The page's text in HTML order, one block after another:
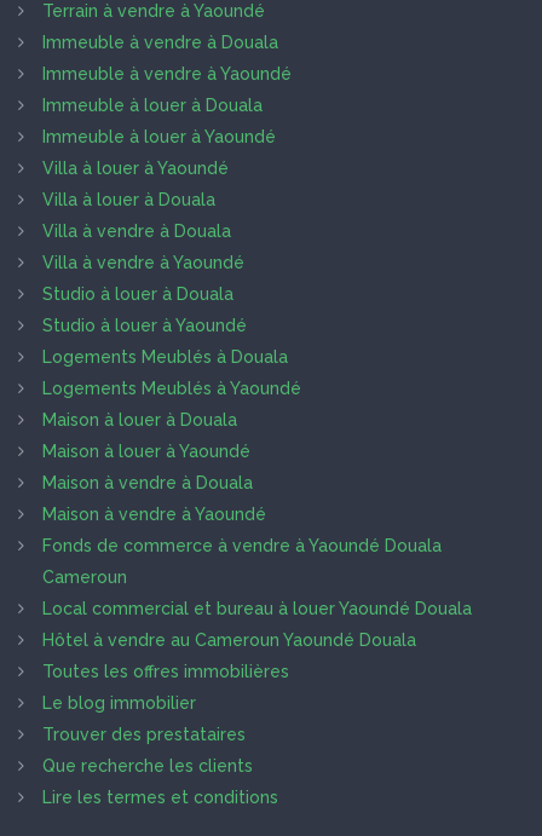
Terrain à vendre à Yaoundé
Immeuble à vendre à Douala
Immeuble à vendre à Yaoundé
Immeuble à louer à Douala
Immeuble à louer à Yaoundé
Villa à louer à Yaoundé
Villa à louer à Douala
Villa à vendre à Douala
Villa à vendre à Yaoundé
Studio à louer à Douala
Studio à louer à Yaoundé
Logements Meublés à Douala
Logements Meublés à Yaoundé
Maison à louer à Douala
Maison à louer à Yaoundé
Maison à vendre à Douala
Maison à vendre à Yaoundé
Fonds de commerce à vendre à Yaoundé Douala
Cameroun
Local commercial et bureau à louer Yaoundé Douala
Hôtel à vendre au Cameroun Yaoundé Douala
Toutes les offres immobilières
Le blog immobilier
Trouver des prestataires
Que recherche les clients
Lire les termes et conditions